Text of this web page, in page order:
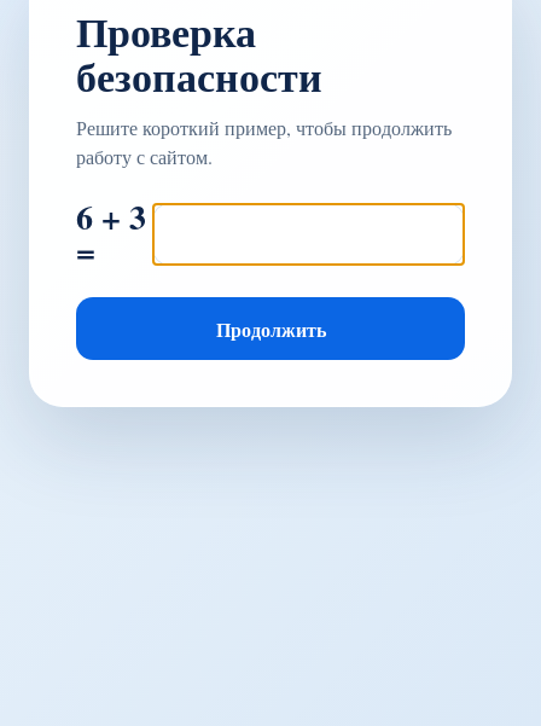
Проверка
безопасности
Решите короткий пример, чтобы продолжить
работу с сайтом.
6 + 3
=
Продолжить